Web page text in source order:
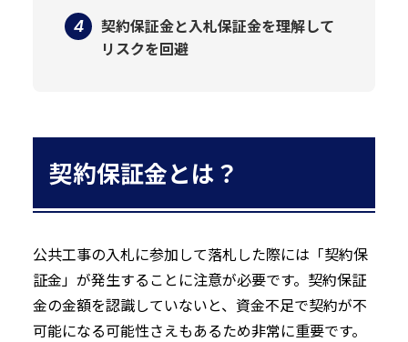
契約保証金と入札保証金を理解して
リスクを回避
契約保証金とは？
公共工事の入札に参加して落札した際には「契約保
証金」が発生することに注意が必要です。契約保証
金の金額を認識していないと、資金不足で契約が不
可能になる可能性さえもあるため非常に重要です。